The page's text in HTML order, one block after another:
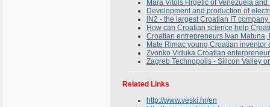
Mara Vitols Hrgetic of Venezuela
Development and production of
IN2 - the largest Croatian IT
How can Croatian science help
Croatian entrepreneurs Ivan
Mate Rimac young Croatian
Zvonko Viduka Croatian
Zagreb Technopolis - Silicon Valley
Related Links
http://www.veski.hr/en